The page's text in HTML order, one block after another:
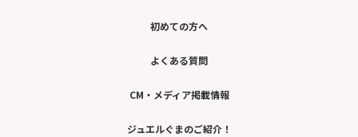
初めての方へ
よくある質問
CM・メディア掲載情報
ジュエルぐまのご紹介！